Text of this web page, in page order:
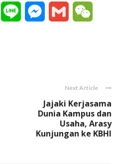
Telegram
Line Messenger
Gmail
Next Article
Jajaki Kerjasama
Dunia Kampus dan
Usaha, Arasy
Kunjungan ke KBHI